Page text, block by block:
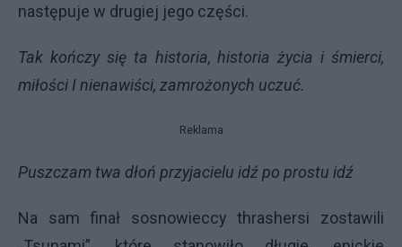
następuje w drugiej jego części.
Tak kończy się ta historia, historia życia i śmierci,
miłości I nienawiści, zamrożonych uczuć.
Reklama
Puszczam twa dłoń przyjacielu idź po prostu idź
Na sam finał sosnowieccy thrashersi zostawili